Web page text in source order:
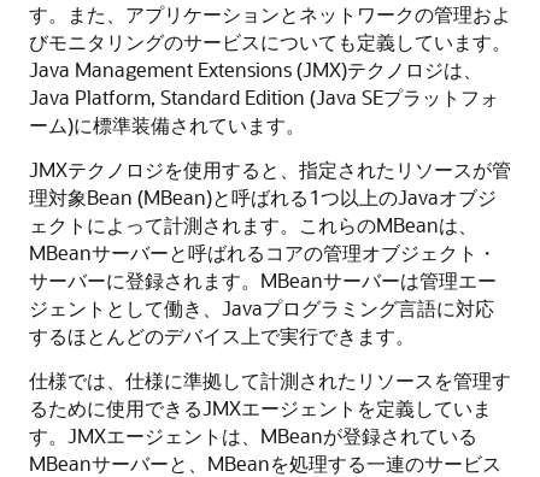
す。また、アプリケーションとネットワークの管理およ
びモニタリングのサービスについても定義しています。
Java Management Extensions (JMX)テクノロジは、
Java Platform, Standard Edition (Java SEプラットフォ
ーム)に標準装備されています。
JMXテクノロジを使用すると、指定されたリソースが管
理対象Bean (MBean)と呼ばれる1つ以上のJavaオブジ
ェクトによって計測されます。これらのMBeanは、
MBeanサーバーと呼ばれるコアの管理オブジェクト・
サーバーに登録されます。MBeanサーバーは管理エー
ジェントとして働き、Javaプログラミング言語に対応
するほとんどのデバイス上で実行できます。
仕様では、仕様に準拠して計測されたリソースを管理す
るために使用できるJMXエージェントを定義していま
す。JMXエージェントは、MBeanが登録されている
MBeanサーバーと、MBeanを処理する一連のサービス